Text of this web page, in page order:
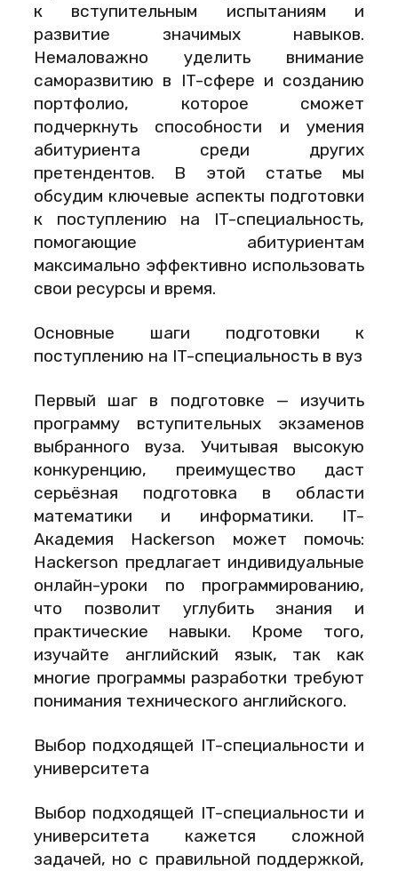
к вступительным испытаниям и
развитие значимых навыков.
Немаловажно уделить внимание
саморазвитию в IT-сфере и созданию
портфолио, которое сможет
подчеркнуть способности и умения
абитуриента среди других
претендентов. В этой статье мы
обсудим ключевые аспекты подготовки
к поступлению на IT-специальность,
помогающие абитуриентам
максимально эффективно использовать
свои ресурсы и время.
Основные шаги подготовки к
поступлению на IT-специальность в вуз
Первый шаг в подготовке — изучить
программу вступительных экзаменов
выбранного вуза. Учитывая высокую
конкуренцию, преимущество даст
серьёзная подготовка в области
математики и информатики. IT-
Академия Hackerson может помочь:
Hackerson предлагает индивидуальные
онлайн-уроки по программированию,
что позволит углубить знания и
практические навыки. Кроме того,
изучайте английский язык, так как
многие программы разработки требуют
понимания технического английского.
Выбор подходящей IT-специальности и
университета
Выбор подходящей IT-специальности и
университета кажется сложной
задачей, но с правильной поддержкой,